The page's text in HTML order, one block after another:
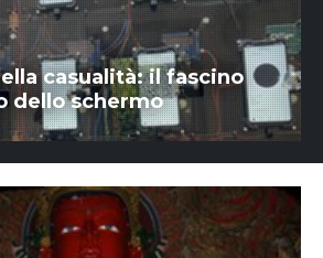
casualità: il fascino
dello schermo